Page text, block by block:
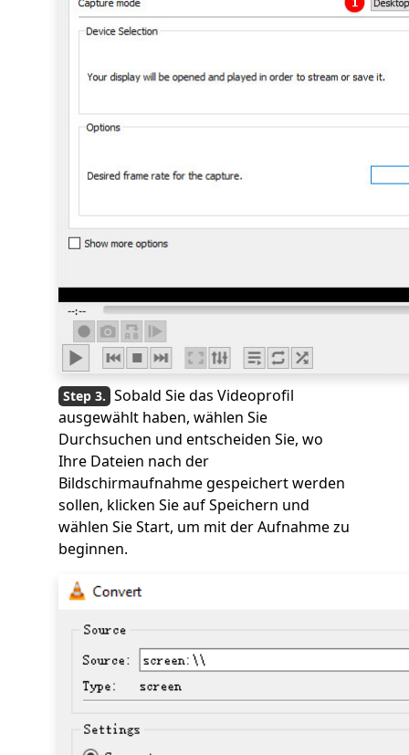
Sobald Sie das Videoprofil
ausgewählt haben, wählen Sie
Durchsuchen und entscheiden Sie, wo
Ihre Dateien nach der
Bildschirmaufnahme gespeichert werden
sollen, klicken Sie auf Speichern und
wählen Sie Start, um mit der Aufnahme zu
beginnen.